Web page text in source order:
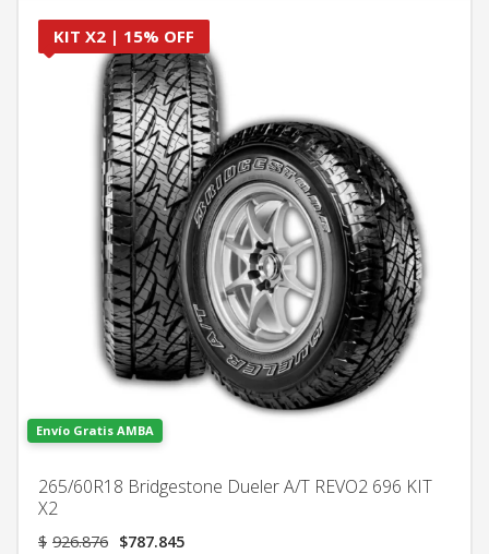
KIT X2 | 15% OFF
Envío Gratis AMBA
265/60R18 Bridgestone Dueler A/T REVO2 696 KIT
X2
$ 926.876 El
$787.845El